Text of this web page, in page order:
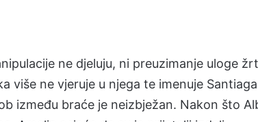
ne djeluju, ni preuzimanje uloge
više ne vjeruje u njega te imenuje
između braće je neizbježan. Nakon što